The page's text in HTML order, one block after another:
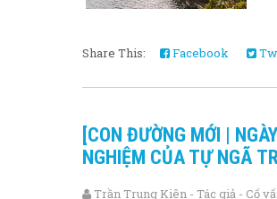
Share This: Facebook
[CON ĐƯỜNG MỚI |
NGHIỆM CỦA TỰ NGÃ
Trần Trung Kiên - Tác giả - Cố